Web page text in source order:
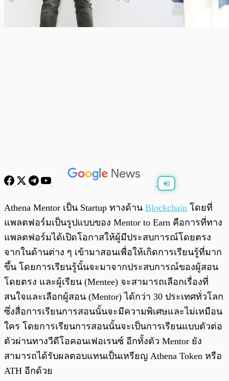
/0:00
Athena Mentor เป็น Startup ทางด้าน Blockchain โดยที่
แพลตฟอร์มเป็นรูปแบบของ Mentor to Earn คือการที่ทาง
แพลตฟอร์มได้เปิดโอกาสให้ผู้มีประสบการณ์โดยตรง
จากในด้านต่าง ๆ เข้ามาสอนเพื่อให้เกิดการเรียนรู้ที่มาก
ขึ้น โดยการเรียนรู้นั้นจะมาจากประสบการณ์ของผู้สอน
โดยตรง และผู้เรียน (Mentee) จะสามารถเลือกเรื่องที่
สนใจและเลือกผู้สอน (Mentor) ได้กว่า 30 ประเทศทั่วโลก
ซึ่งสื่อการเรียนการสอนนั้นจะมีความพิเศษและไม่เหมือน
ใคร โดยการเรียนการสอนนั้นจะเป็นการเรียนแบบตัวต่อ
ตัวผ่านทางวีดีโอคอนเฟอเรนซ์ อีกทั้งตัว Mentor ยัง
สามารถได้รับผลตอบแทนเป็นเหรียญ Athena Token หรือ
ATH อีกด้วย